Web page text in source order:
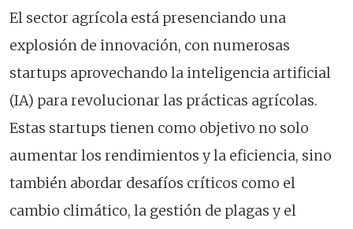
El sector agrícola está presenciando una
explosión de innovación, con numerosas
startups aprovechando la inteligencia artificial
(IA) para revolucionar las prácticas agrícolas.
Estas startups tienen como objetivo no solo
aumentar los rendimientos y la eficiencia, sino
también abordar desafíos críticos como el
cambio climático, la gestión de plagas y el